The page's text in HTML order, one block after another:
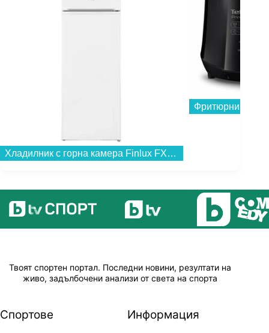
Хладилник с горна камера Finlux FXRA 28310E , 243 l, E , Бял , Статична...
Фритюрник
Твоят спортен портал. Последни новини, резултати на
живо, задълбочени анализи от света на спорта
Спортове Информация